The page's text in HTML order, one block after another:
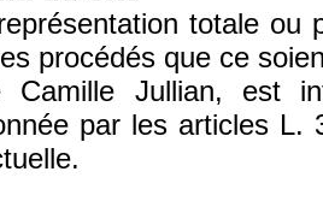
totale
procédés que ce
Camille Jullian, est
par les articles L.